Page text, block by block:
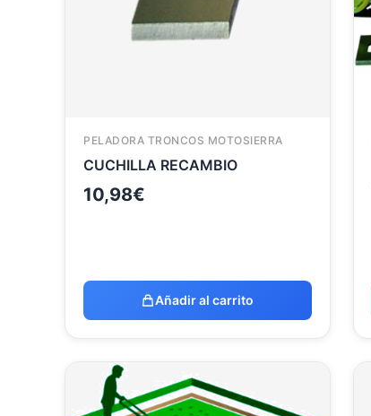
PELADORA TRONCOS MOTOSIERRA
CUCHILLA RECAMBIO
10,98€
Añadir al carrito